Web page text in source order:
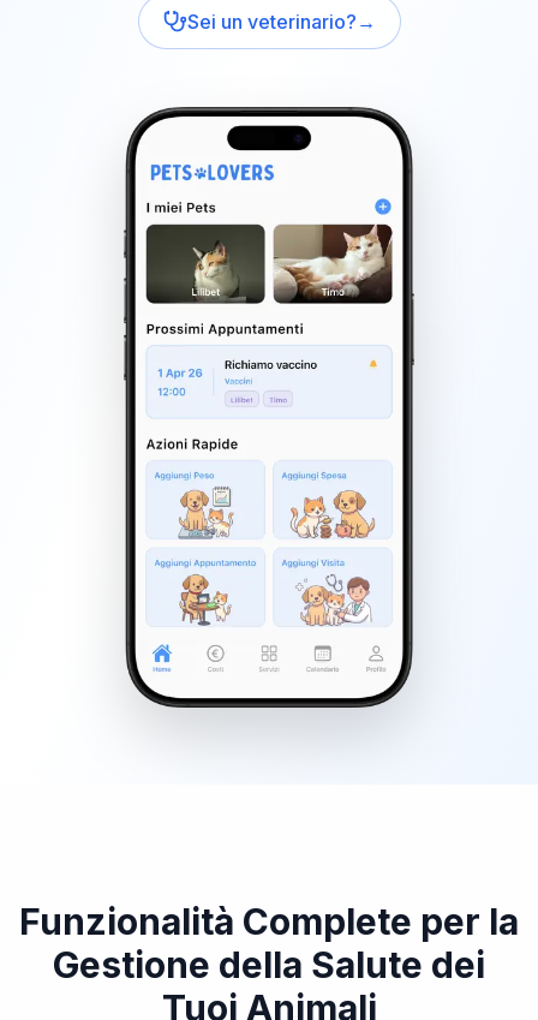
Sei un veterinario? →
Funzionalità Complete per la
Gestione della Salute dei
Tuoi Animali